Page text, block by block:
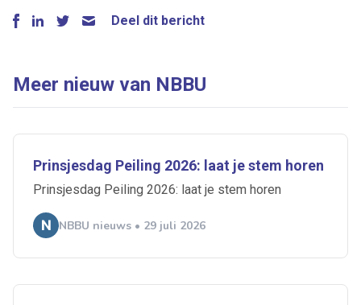
Deel dit bericht
Meer nieuw van NBBU
Prinsjesdag Peiling 2026: laat je stem horen
Prinsjesdag Peiling 2026: laat je stem horen
NBBU nieuws • 29 juli 2026